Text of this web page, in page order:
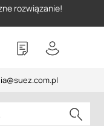
rozwiązanie!